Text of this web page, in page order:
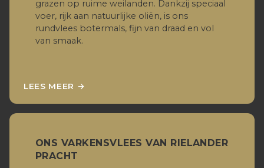
grazen op ruime weilanden. Dankzij speciaal
voer, rijk aan natuurlijke oliën, is ons
rundvlees botermals, fijn van draad en vol
van smaak.
LEES MEER →
ONS VARKENSVLEES VAN RIELANDER
PRACHT